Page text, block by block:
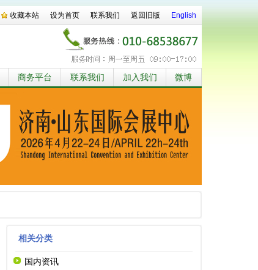
收藏本站 设为首页 联系我们 返回旧版 English
商务平台 联系我们 加入我们 微博
相关分类
国内资讯